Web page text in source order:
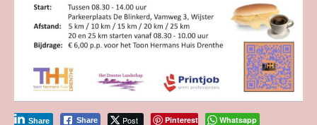
Share Post
Share Pinterest Whatsapp